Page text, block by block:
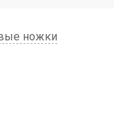
ножки